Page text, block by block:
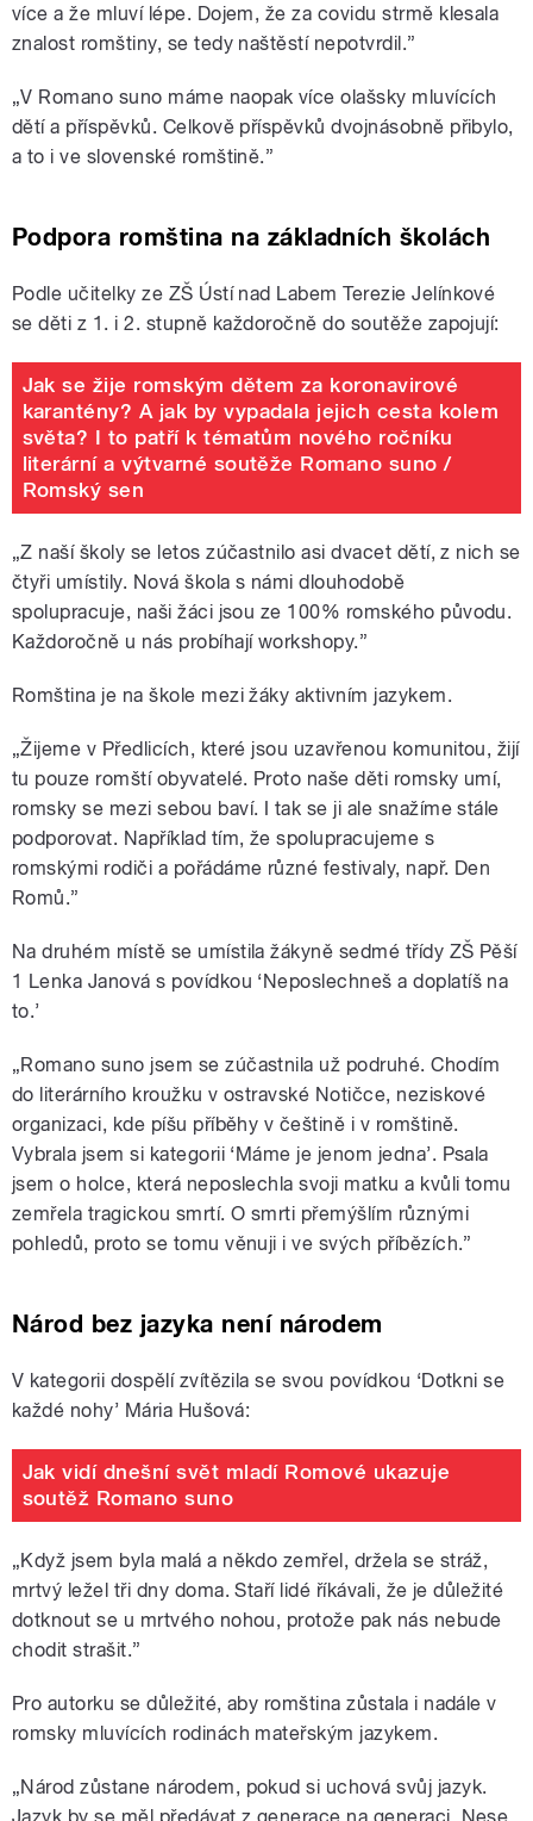
více a že mluví lépe. Dojem, že za covidu strmě klesala
znalost romštiny, se tedy naštěstí nepotvrdil.”
„V Romano suno máme naopak více olašsky mluvících
dětí a příspěvků. Celkově příspěvků dvojnásobně přibylo,
a to i ve slovenské romštině.”
Podpora romština na základních školách
Podle učitelky ze ZŠ Ústí nad Labem Terezie Jelínkové
se děti z 1. i 2. stupně každoročně do soutěže zapojují:
Jak se žije romským dětem za koronavirové
karantény? A jak by vypadala jejich cesta kolem
světa? I to patří k tématům nového ročníku
literární a výtvarné soutěže Romano suno /
Romský sen
„Z naší školy se letos zúčastnilo asi dvacet dětí, z nich se
čtyři umístily. Nová škola s námi dlouhodobě
spolupracuje, naši žáci jsou ze 100% romského původu.
Každoročně u nás probíhají workshopy.”
Romština je na škole mezi žáky aktivním jazykem.
„Žijeme v Předlicích, které jsou uzavřenou komunitou, žijí
tu pouze romští obyvatelé. Proto naše děti romsky umí,
romsky se mezi sebou baví. I tak se ji ale snažíme stále
podporovat. Například tím, že spolupracujeme s
romskými rodiči a pořádáme různé festivaly, např. Den
Romů.”
Na druhém místě se umístila žákyně sedmé třídy ZŠ Pěší
1 Lenka Janová s povídkou ‘Neposlechneš a doplatíš na
to.’
„Romano suno jsem se zúčastnila už podruhé. Chodím
do literárního kroužku v ostravské Notičce, neziskové
organizaci, kde píšu příběhy v češtině i v romštině.
Vybrala jsem si kategorii ‘Máme je jenom jedna’. Psala
jsem o holce, která neposlechla svoji matku a kvůli tomu
zemřela tragickou smrtí. O smrti přemýšlím různými
pohledů, proto se tomu věnuji i ve svých příbězích.”
Národ bez jazyka není národem
V kategorii dospělí zvítězila se svou povídkou ‘Dotkni se
každé nohy’ Mária Hušová:
Jak vidí dnešní svět mladí Romové ukazuje
soutěž Romano suno
„Když jsem byla malá a někdo zemřel, držela se stráž,
mrtvý ležel tři dny doma. Staří lidé říkávali, že je důležité
dotknout se u mrtvého nohou, protože pak nás nebude
chodit strašit.”
Pro autorku se důležité, aby romština zůstala i nadále v
romsky mluvících rodinách mateřským jazykem.
„Národ zůstane národem, pokud si uchová svůj jazyk.